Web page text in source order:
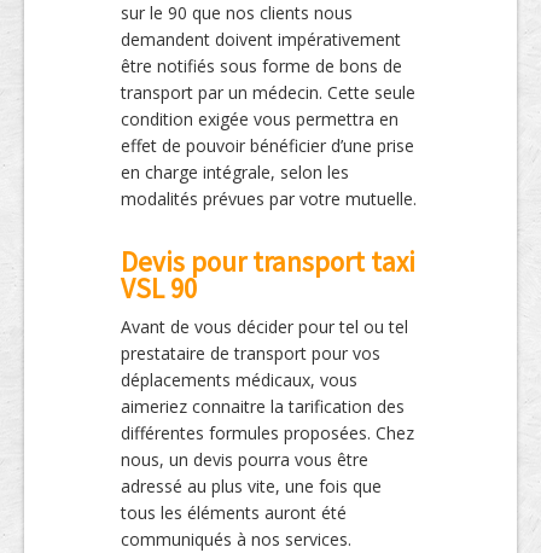
sur le 90 que nos clients nous
demandent doivent impérativement
être notifiés sous forme de bons de
transport par un médecin. Cette seule
condition exigée vous permettra en
effet de pouvoir bénéficier d’une prise
en charge intégrale, selon les
modalités prévues par votre mutuelle.
Devis pour transport taxi
VSL 90
Avant de vous décider pour tel ou tel
prestataire de transport pour vos
déplacements médicaux, vous
aimeriez connaitre la tarification des
différentes formules proposées. Chez
nous, un devis pourra vous être
adressé au plus vite, une fois que
tous les éléments auront été
communiqués à nos services.